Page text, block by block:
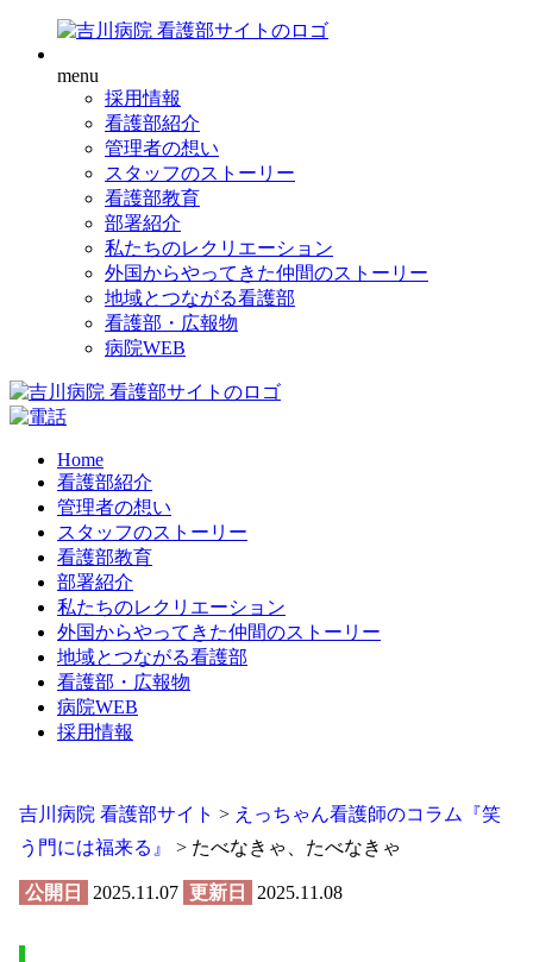
menu
採用情報
看護部紹介
管理者の想い
スタッフのストーリー
看護部教育
部署紹介
私たちのレクリエーション
外国からやってきた仲間のストーリー
地域とつながる看護部
看護部・広報物
病院WEB
Home
看護部紹介
管理者の想い
スタッフのストーリー
看護部教育
部署紹介
私たちのレクリエーション
外国からやってきた仲間のストーリー
地域とつながる看護部
看護部・広報物
病院WEB
採用情報
吉川病院 看護部サイト > えっちゃん看護師のコラム『笑
う門には福来る』
> たべなきゃ、たべなきゃ
公開日 2025.11.07 更新日 2025.11.08